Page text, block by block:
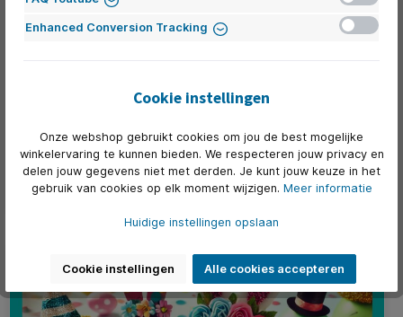
Waar moet ik op letten bij de aanschaf van een
Bij het kiezen van een nieuwe monitor komt meer kijken
dan je misschien zou denken. De juiste monitor kan je
productiviteit verhogen, zorgen voor een betere
werkhouding en je kijkplezier vergroten. In deze blog geven
we je handige tips om de perfecte monitor te kiezen die
past bij jouw wensen en behoeften.
Enhanced Conversion Tracking
Cookie instellingen
Onze webshop gebruikt cookies om jou de best mogelijke
winkelervaring te kunnen bieden. We respecteren jouw privacy en
delen jouw gegevens niet met derden. Je kunt jouw keuze in het
gebruik van cookies op elk moment wijzigen. Meer informatie
Huidige instellingen opslaan
Cookie instellingen Alle cookies accepteren